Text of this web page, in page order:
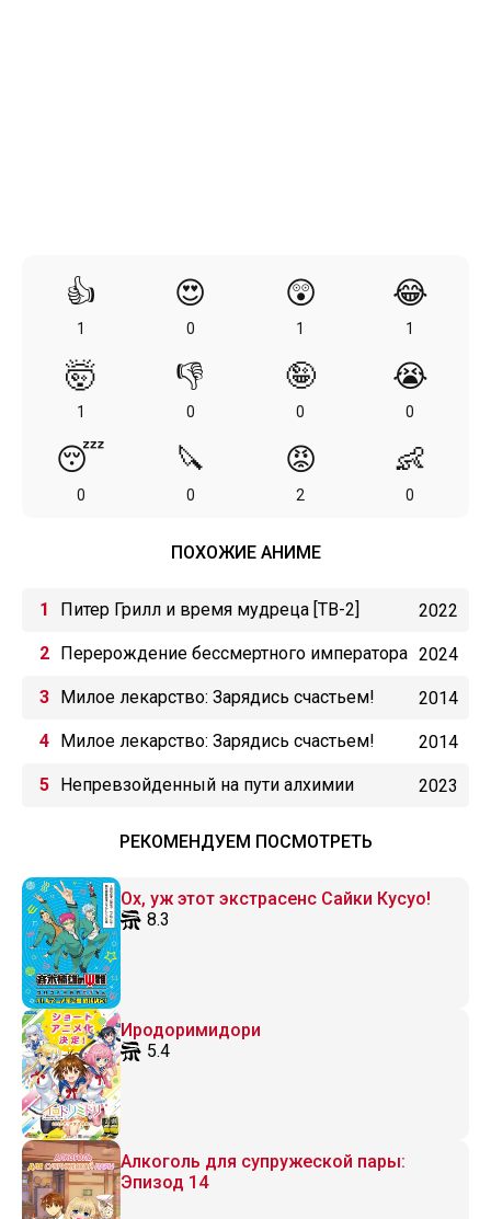
👍
1
😍
0
😲
1
😂
1
🤯
1
👎
0
🤪
0
😭
0
😴
0
🔪
0
😡
2
👶
0
ПОХОЖИЕ АНИМЕ
Питер Грилл и время мудреца [ТВ-2] 2022
Перерождение бессмертного императора
(2024)
2024
Милое лекарство: Зарядись счастьем! 2014
Милое лекарство: Зарядись счастьем!
Балерина Королевства кукол
2014
Непревзойденный на пути алхимии 2023
РЕКОМЕНДУЕМ ПОСМОТРЕТЬ
Ох, уж этот экстрасенс Сайки Кусуо!
8.3
Иродоримидори
5.4
Алкоголь для супружеской пары:
Эпизод 14